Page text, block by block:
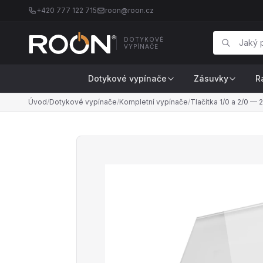
+420 777 122 715 roon@roon.cz
DOTYKOVÉ
VYPÍNAČE
Dotykové vypínače Zásuvky
Úvod/Dotykové vypínače/Kompletní vypínače/